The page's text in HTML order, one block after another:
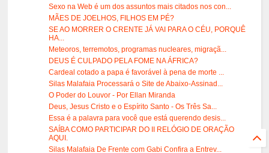
Sexo na Web é um dos assuntos mais citados nos con...
MÃES DE JOELHOS, FILHOS EM PÉ?
SE AO MORRER O CRENTE JÁ VAI PARA O CÉU, PORQUÊ
HA...
Meteoros, terremotos, programas nucleares, migraçã...
DEUS É CULPADO PELA FOME NA ÁFRICA?
Cardeal cotado a papa é favorável à pena de morte ...
Silas Malafaia Processará o Site de Abaixo-Assinad...
O Poder do Louvor - Por Ellan Miranda
Deus, Jesus Cristo e o Espírito Santo - Os Três Sa...
Essa é a palavra para você que está querendo desis...
SAÍBA COMO PARTICIPAR DO II RELÓGIO DE ORAÇÃO
AQUI.
Silas Malafaia De Frente com Gabi Confira a Entrev...